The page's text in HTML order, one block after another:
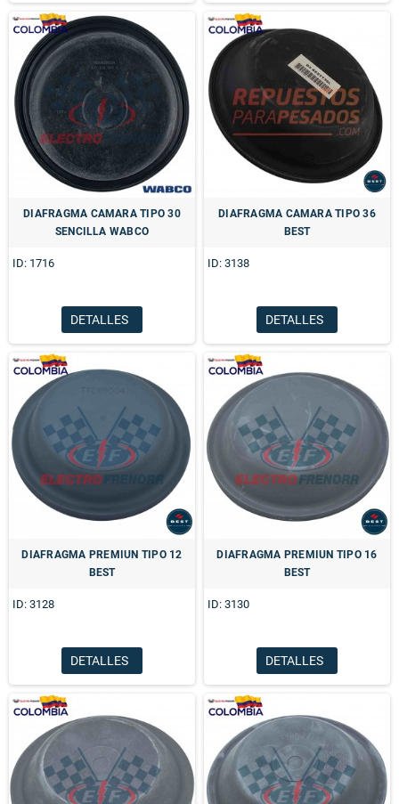
DIAFRAGMA CAMARA TIPO 30
SENCILLA WABCO
ID: 1716
DETALLES
DIAFRAGMA CAMARA TIPO 36
BEST
ID: 3138
DETALLES
DIAFRAGMA PREMIUN TIPO 12
BEST
ID: 3128
DETALLES
DIAFRAGMA PREMIUN TIPO 16
BEST
ID: 3130
DETALLES